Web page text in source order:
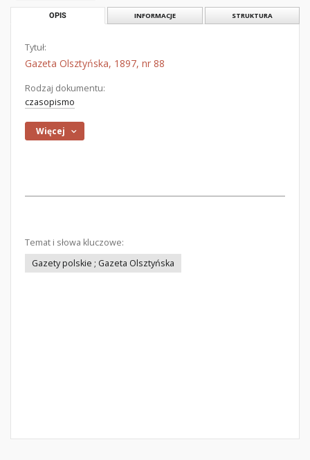
OPIS INFORMACJE STRUKTURA
Tytuł:
Gazeta Olsztyńska, 1897, nr 88
Rodzaj dokumentu:
czasopismo
Więcej
Temat i słowa kluczowe:
Gazety polskie ; Gazeta Olsztyńska